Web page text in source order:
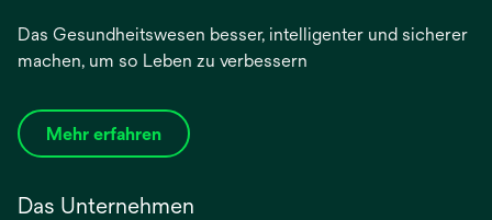
Das Gesundheitswesen besser, intelligenter und sicherer
machen, um so Leben zu verbessern
Mehr erfahren
Das Unternehmen